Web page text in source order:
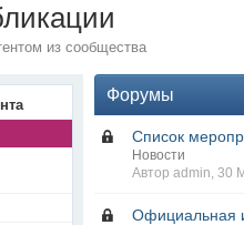
из сообщества
Форумы
Список
Новости
Автор admin, 30
Официальная